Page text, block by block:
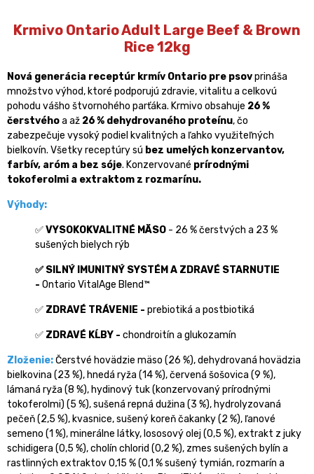
Krmivo Ontario Adult Large Beef & Brown
Rice 12kg
Nová generácia receptúr krmív Ontario pre psovprináša
množstvo výhod, ktoré podporujú zdravie, vitalitu a celkovú
pohodu vášho štvornohého parťáka. Krmivo obsahuje 26 %
čerstvéhoa až 26 % dehydrovaného proteínu, čo
zabezpečuje vysoký podiel kvalitných a ľahko využiteľných
bielkovín. Všetky receptúry sú bez umelých konzervantov,
farbív, aróm a bez sóje. Konzervované prírodnými
tokoferolmi a extraktom z rozmarínu.
Výhody:
✅VYSOKOKVALITNÉ MÄSO - 26 % čerstvých a 23 %
sušených bielych rýb
✅ SILNÝ IMUNITNÝ SYSTÉM A ZDRAVÉ STARNUTIE
- Ontario VitalAge Blend™
✅ ZDRAVÉ TRÁVENIE - prebiotiká a postbiotiká
✅ ZDRAVÉ KĹBY - chondroitín a glukozamín
Zloženie:Čerstvé hovädzie mäso (26 %), dehydrovaná hovädzia
bielkovina (23 %), hnedá ryža (14 %), červená šošovica (9 %),
lámaná ryža (8 %), hydinový tuk (konzervovaný prírodnými
tokoferolmi) (5 %), sušená repná dužina (3 %), hydrolyzovaná
pečeň (2,5 %), kvasnice, sušený koreň čakanky (2 %), ľanové
semeno (1 %), minerálne látky, lososový olej (0,5 %), extrakt z juky
schidigera (0,5 %), cholín chlorid (0,2 %), zmes sušených bylín a
rastlinných extraktov 0,15 % (0,1 % sušený tymián, rozmarín a